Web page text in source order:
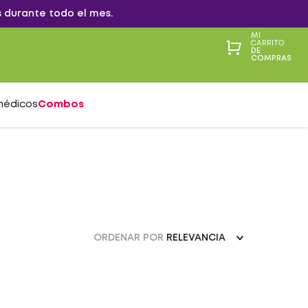
durante todo el mes.
MI
CARRITO
DE
COMPRAS
Combos
ORDENAR POR RELEVANCIA